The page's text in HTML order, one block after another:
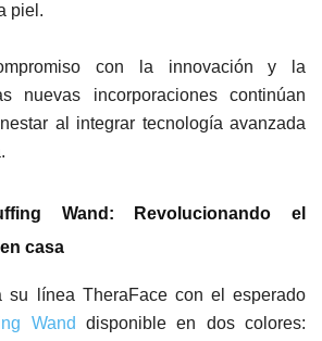
piel.
con la innovación y la
nuevas incorporaciones continúan
al integrar tecnología avanzada
Wand: Revolucionando el
casa
su línea TheraFace con el esperado
Wand disponible en dos colores: